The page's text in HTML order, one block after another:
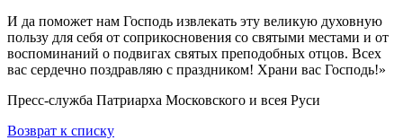
И да поможет нам Господь извлекать эту великую духовную
пользу для себя от соприкосновения со святыми местами и от
воспоминаний о подвигах святых преподобных отцов. Всех
вас сердечно поздравляю с праздником! Храни вас Господь!»
Пресс-служба Патриарха Московского и всея Руси
Возврат к списку